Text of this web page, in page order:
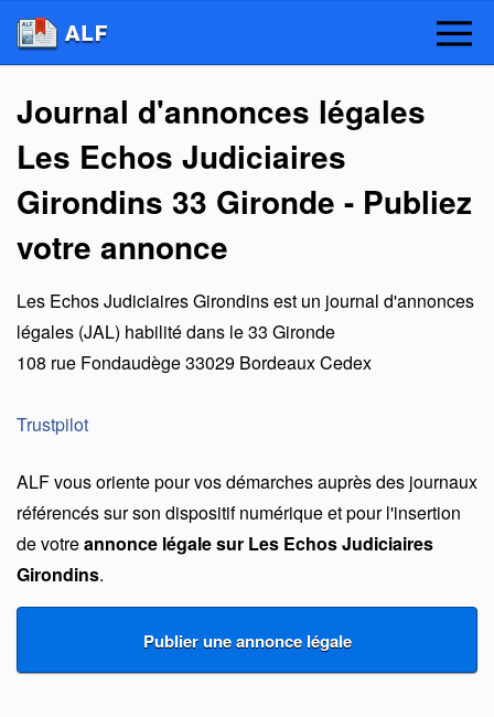
Journal d'annonces légales
Les Echos Judiciaires
Girondins 33 Gironde - Publiez
votre annonce
Les Echos Judiciaires Girondinsest un journal d'annonces
légales (JAL) habilité dans le 33 Gironde
108 rue Fondaudège33029 Bordeaux Cedex
Trustpilot
ALF vous oriente pour vos démarches auprès des journaux
référencés sur son dispositif numérique et pour l'insertion
de votreannonce légale sur Les Echos Judiciaires
Girondins.